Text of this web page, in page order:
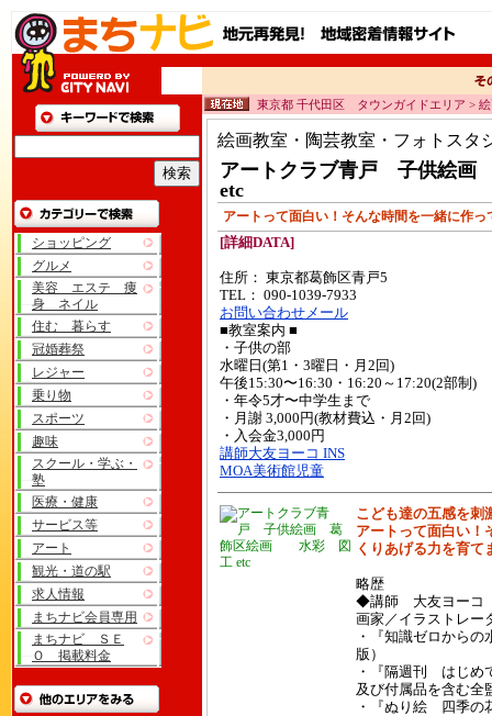
ショッピング
グルメ
美容 エステ 痩
身 ネイル
住む 暮らす
冠婚葬祭
レジャー
乗り物
スポーツ
趣味
スクール・学ぶ・
塾
医療・健康
サービス等
アート
観光・道の駅
求人情報
まちナビ会員専用
まちナビ ＳＥ
Ｏ 掲載料金
東京都 千代田区 タウンガイドエリア >
絵画教室・陶芸教室・フォトスタ
アートクラブ青戸 子供絵
etc
アートって面白い！そんな時間を一緒に作っ
[詳細DATA]
住所： 東京都葛飾区青戸5
TEL： 090-1039-7933
お問い合わせメール
■教室案内 ■
・子供の部
水曜日(第1・3曜日・月2回)
午後15:30〜16:30・16:20～17:20(2部制)
・年令5才〜中学生まで
・月謝 3,000円(教材費込・月2回)
・入会金3,000円
講師大友ヨーコ INS
MOA美術館児童
こども達の五感を刺
アートって面白い！
くりあげる力を育て
略歴
◆講師 大友ヨーコ
画家／イラストレー
・『知識ゼロから
版）
・『隔週刊 はじめ
及び付属品を含む全
・『ぬり絵 四季の